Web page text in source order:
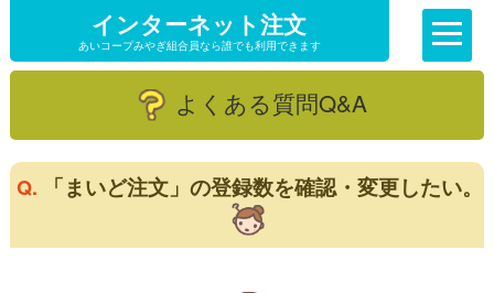
インターネット注文
あいコープみやぎ組合員なら誰でも利用できます
よくある質問Q&A
Q. 「まいど注文」の登録数を確認・変更したい。